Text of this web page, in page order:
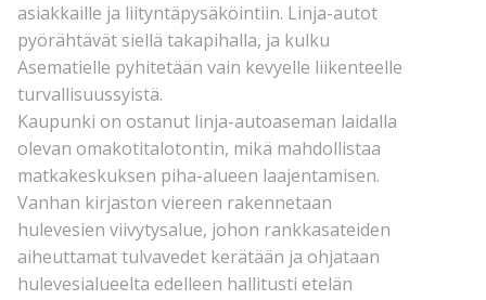
asiakkaille ja liityntäpysäköintiin. Linja-autot
pyörähtävät siellä takapihalla, ja kulku
Asematielle pyhitetään vain kevyelle liikenteelle
turvallisuussyistä.
Kaupunki on ostanut linja-autoaseman laidalla
olevan omakotitalotontin, mikä mahdollistaa
matkakeskuksen piha-alueen laajentamisen.
Vanhan kirjaston viereen rakennetaan
hulevesien viivytysalue, johon rankkasateiden
aiheuttamat tulvavedet kerätään ja ohjataan
hulevesialueelta edelleen hallitusti etelän